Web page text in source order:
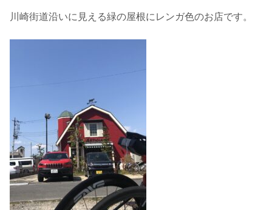
川崎街道沿いに見える緑の屋根にレンガ色のお店です。